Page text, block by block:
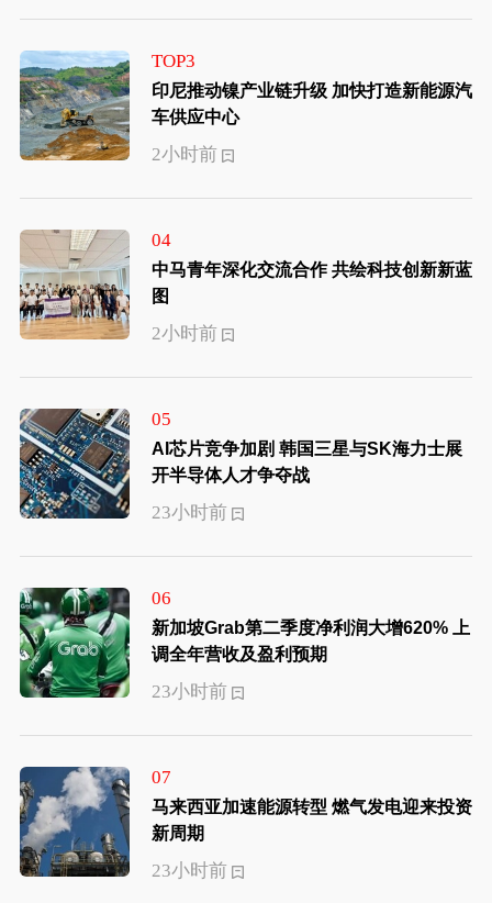
TOP3
印尼推动镍产业链升级 加快打造新能源汽
车供应中心
2小时前
04
中马青年深化交流合作 共绘科技创新新蓝
图
2小时前
05
AI芯片竞争加剧 韩国三星与SK海力士展
开半导体人才争夺战
23小时前
06
新加坡Grab第二季度净利润大增620% 上
调全年营收及盈利预期
23小时前
07
马来西亚加速能源转型 燃气发电迎来投资
新周期
23小时前